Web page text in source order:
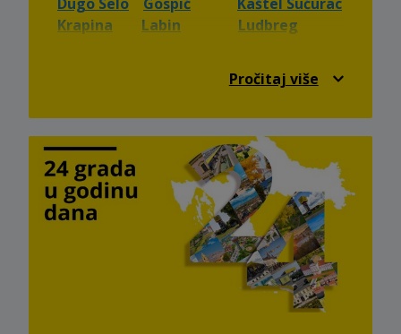
Krapina
Labin
Ludbreg
Vinkovci
Ivanec
🎂 Rođendani 🎂
Pročitaj više